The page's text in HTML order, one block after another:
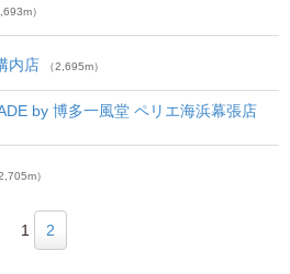
）
内店 （2,695m）
by 博多一風堂 ペリエ海浜幕張店
2,705m）
1 2